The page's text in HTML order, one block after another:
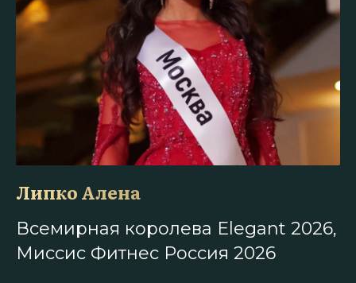
Липко Алена
Всемирная королева Elegant 2026,
Миссис Фитнес Россия 2026